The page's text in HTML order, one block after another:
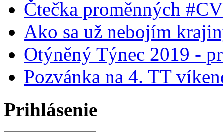
Čtečka proměnných #CV
Ako sa už nebojím
Otýněný Týnec 2019 -
Pozvánka na 4. TT
Prihlásenie